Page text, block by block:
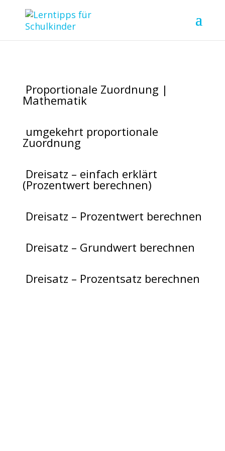
Proportionale Zuordnung |
Mathematik
umgekehrt proportionale
Zuordnung
Dreisatz – einfach erklärt
(Prozentwert berechnen)
Dreisatz – Prozentwert berechnen
Dreisatz – Grundwert berechnen
Dreisatz – Prozentsatz berechnen